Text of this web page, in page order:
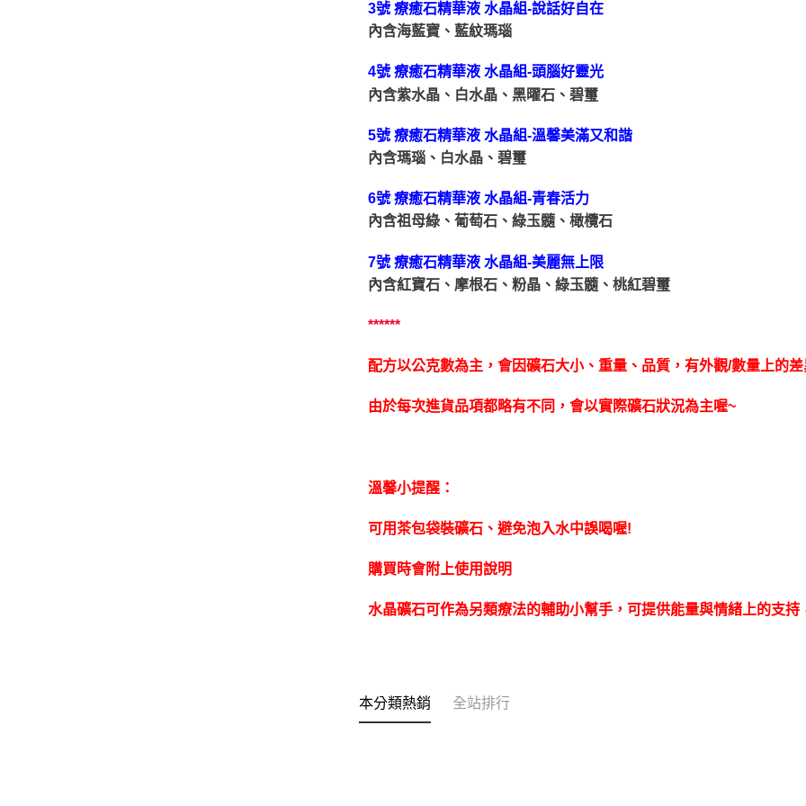
3號 療癒石精華液 水晶組-說話好自在
內含海藍寶、藍紋瑪瑙
4號 療癒石精華液 水晶組-頭腦好靈光
內含紫水晶、白水晶、黑曜石、碧璽
5號 療癒石精華液 水晶組-溫馨美滿又和諧
內含瑪瑙、白水晶、碧璽
6號 療癒石精華液 水晶組-青春活力
內含祖母綠、葡萄石、綠玉髓、橄欖石
7號 療癒石精華液 水晶組-美麗無上限
內含紅寶石、摩根石、粉晶、綠玉髓、桃紅碧璽
******
配方以公克數為主，會因礦石大小、重量、品質，有外觀/數量上的
由於每次進貨品項都略有不同，會以實際礦石狀況為主喔~
溫馨小提醒：
可用茶包袋裝礦石、避免泡入水中誤喝喔!
購買時會附上使用說明
水晶礦石可作為另類療法的輔助小幫手，可提供能量與情緒上的支
本分類熱銷 全站排行